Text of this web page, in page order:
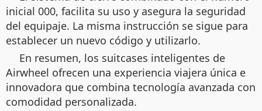
inicial 000, facilita su uso y asegura la seguridad
del equipaje. La misma instrucción se sigue para
establecer un nuevo código y utilizarlo.
En resumen, los suitcases inteligentes de
Airwheel ofrecen una experiencia viajera única e
innovadora que combina tecnología avanzada con
comodidad personalizada.